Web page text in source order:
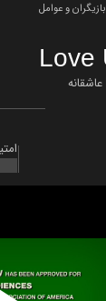
بازیگران و عوامل
عاشقانه